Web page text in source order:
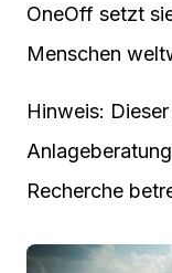
OneOff setzt
Menschen
Hinweis:
Recherche